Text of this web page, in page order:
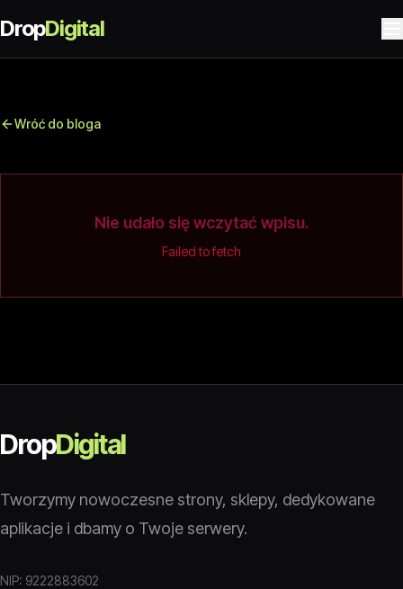
DropDigital
Wróć do bloga
Nie udało się wczytać wpisu.
Failed to fetch
DropDigital
Tworzymy nowoczesne strony, sklepy, dedykowane
aplikacje i dbamy o Twoje serwery.
NIP: 9222883602